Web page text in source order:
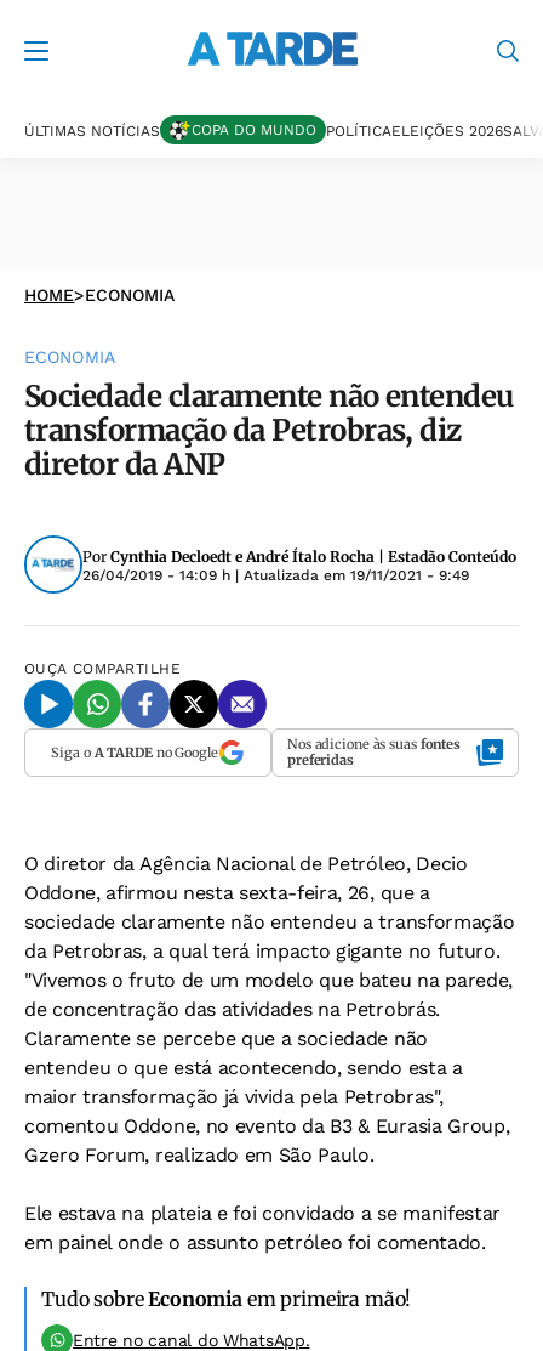
ÚLTIMAS NOTÍCIAS COPA DO MUNDO POLÍTICAELEIÇÕES 2026
HOME>ECONOMIA
ECONOMIA
Sociedade claramente não entendeu
transformação da Petrobras, diz
diretor da ANP
Por Cynthia Decloedt e André Ítalo Rocha | Estadão Conteúdo
26/04/2019 - 14:09 h | Atualizada em 19/11/2021 - 9:49
OUÇA COMPARTILHE
Siga o A TARDEno Google Nos adicione às suas fontes
preferidas
O diretor da Agência Nacional de Petróleo, Decio
Oddone, afirmou nesta sexta-feira, 26, que a
sociedade claramente não entendeu a transformação
da Petrobras, a qual terá impacto gigante no futuro.
"Vivemos o fruto de um modelo que bateu na parede,
de concentração das atividades na Petrobrás.
Claramente se percebe que a sociedade não
entendeu o que está acontecendo, sendo esta a
maior transformação já vivida pela Petrobras",
comentou Oddone, no evento da B3 & Eurasia Group,
Gzero Forum, realizado em São Paulo.
Ele estava na plateia e foi convidado a se manifestar
em painel onde o assunto petróleo foi comentado.
Tudo sobreEconomiaem primeira mão!
Entre no canal do WhatsApp.